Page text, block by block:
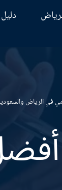
في الرياض